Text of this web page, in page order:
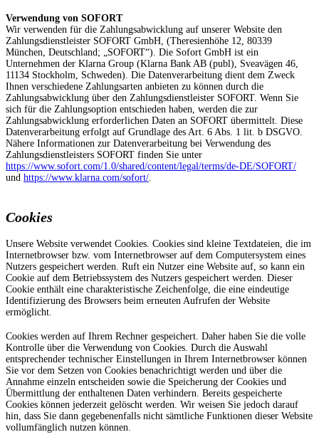
Verwendung von SOFORT
Wir verwenden für die Zahlungsabwicklung auf unserer Website den
Zahlungsdienstleister SOFORT GmbH, (Theresienhöhe 12, 80339
München, Deutschland; „SOFORT“). Die Sofort GmbH ist ein
Unternehmen der Klarna Group (Klarna Bank AB (publ), Sveavägen 46,
11134 Stockholm, Schweden). Die Datenverarbeitung dient dem Zweck
Ihnen verschiedene Zahlungsarten anbieten zu können durch die
Zahlungsabwicklung über den Zahlungsdienstleister SOFORT. Wenn Sie
sich für die Zahlungsoption entschieden haben, werden die zur
Zahlungsabwicklung erforderlichen Daten an SOFORT übermittelt. Diese
Datenverarbeitung erfolgt auf Grundlage des Art. 6 Abs. 1 lit. b DSGVO.
Nähere Informationen zur Datenverarbeitung bei Verwendung des
Zahlungsdienstleisters SOFORT finden Sie unter
https://www.sofort.com/1.0/shared/content/legal/terms/de-DE/SOFORT/
und https://www.klarna.com/sofort/
Cookies
Unsere Website verwendet Cookies. Cookies sind kleine Textdateien, die im
Internetbrowser bzw. vom Internetbrowser auf dem Computersystem eines
Nutzers gespeichert werden. Ruft ein Nutzer eine Website auf, so kann ein
Cookie auf dem Betriebssystem des Nutzers gespeichert werden. Dieser
Cookie enthält eine charakteristische Zeichenfolge, die eine eindeutige
Identifizierung des Browsers beim erneuten Aufrufen der Website
ermöglicht.
Cookies werden auf Ihrem Rechner gespeichert. Daher haben Sie die volle
Kontrolle über die Verwendung von Cookies. Durch die Auswahl
entsprechender technischer Einstellungen in Ihrem Internetbrowser können
Sie vor dem Setzen von Cookies benachrichtigt werden und über die
Annahme einzeln entscheiden sowie die Speicherung der Cookies und
Übermittlung der enthaltenen Daten verhindern. Bereits gespeicherte
Cookies können jederzeit gelöscht werden. Wir weisen Sie jedoch darauf
hin, dass Sie dann gegebenenfalls nicht sämtliche Funktionen dieser Website
vollumfänglich nutzen können.